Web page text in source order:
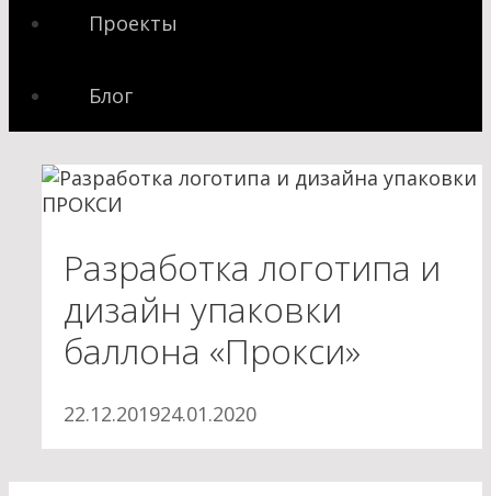
Проекты
Блог
Разработка логотипа и
дизайн упаковки
баллона «Прокси»
22.12.201924.01.2020